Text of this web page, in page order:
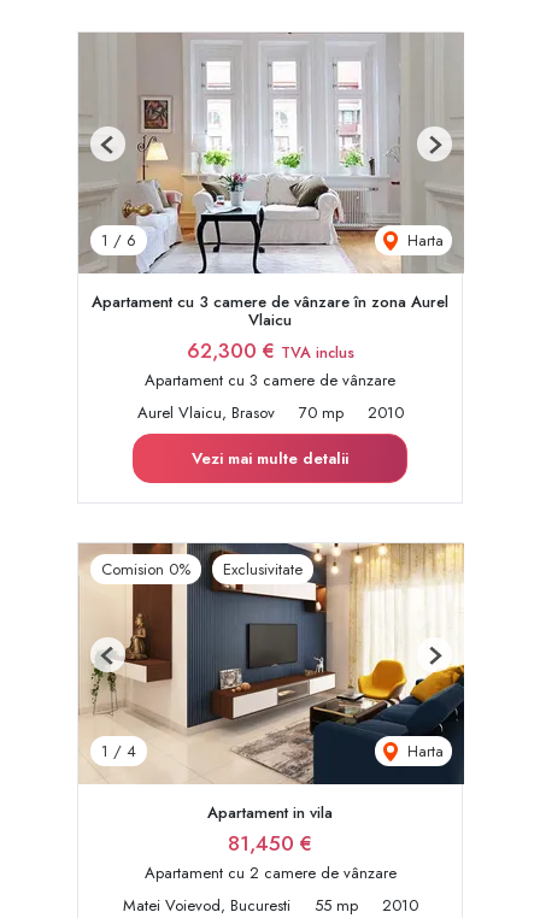
1 / 6 Harta
Previous Next
Apartament cu 3 camere de vânzare în zona Aurel
Vlaicu
62,300 € TVA inclus
Apartament cu 3 camere de vânzare
Aurel Vlaicu, Brasov
70 mp
2010
Vezi mai multe detalii
Comision 0% Exclusivitate
1 / 4 Harta
Previous Next
Apartament in vila
81,450 €
Apartament cu 2 camere de vânzare
Matei Voievod, Bucuresti
55 mp
2010